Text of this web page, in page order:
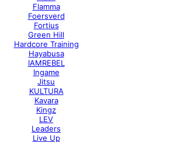
Flamma
Foersverd
Fortius
Green Hill
Hardcore Training
Hayabusa
IAMREBEL
Ingame
Jitsu
KULTURA
Kavara
Kingz
LEV
Leaders
Live Up